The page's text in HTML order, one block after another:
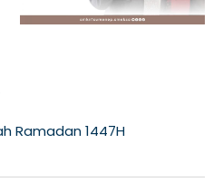
Ramadan 1447H